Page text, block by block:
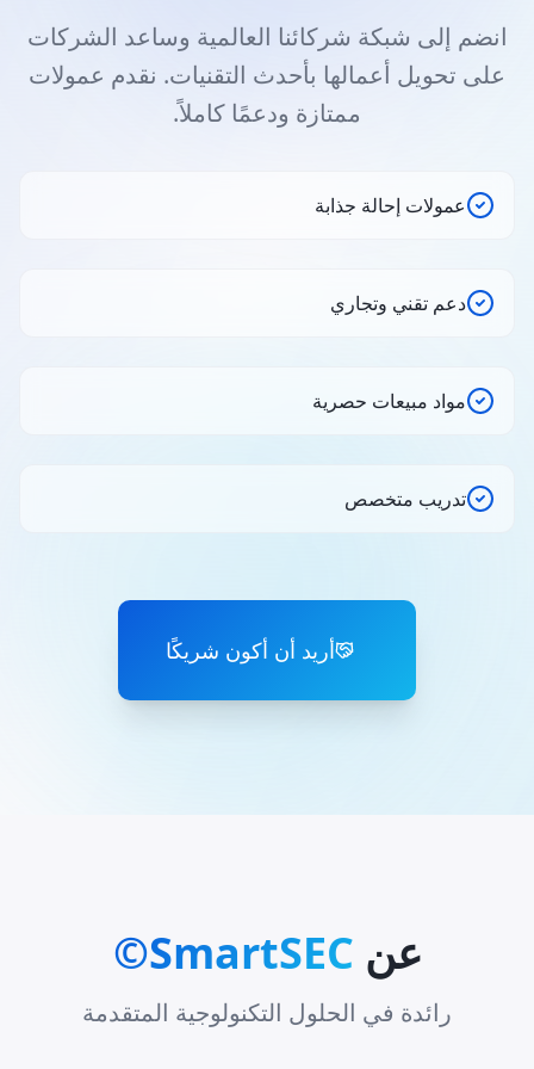
انضم إلى شبكة شركائنا العالمية وساعد الشركات
على تحويل أعمالها بأحدث التقنيات. نقدم عمولات
ممتازة ودعمًا كاملاً.
عمولات إحالة جذابة
دعم تقني وتجاري
مواد مبيعات حصرية
تدريب متخصص
أريد أن أكون شريكًا
عن SmartSEC©
رائدة في الحلول التكنولوجية المتقدمة